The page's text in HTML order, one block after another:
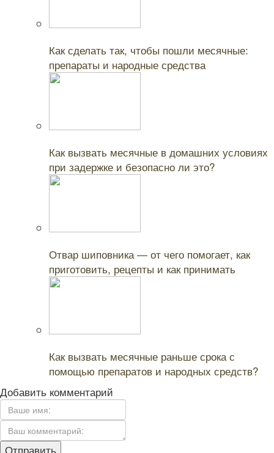
Как сделать так, чтобы пошли месячные:
препараты и народные средства
Как вызвать месячные в домашних условиях
при задержке и безопасно ли это?
Отвар шиповника — от чего помогает, как
приготовить, рецепты и как принимать
Как вызвать месячные раньше срока с
помощью препаратов и народных средств?
Добавить комментарий